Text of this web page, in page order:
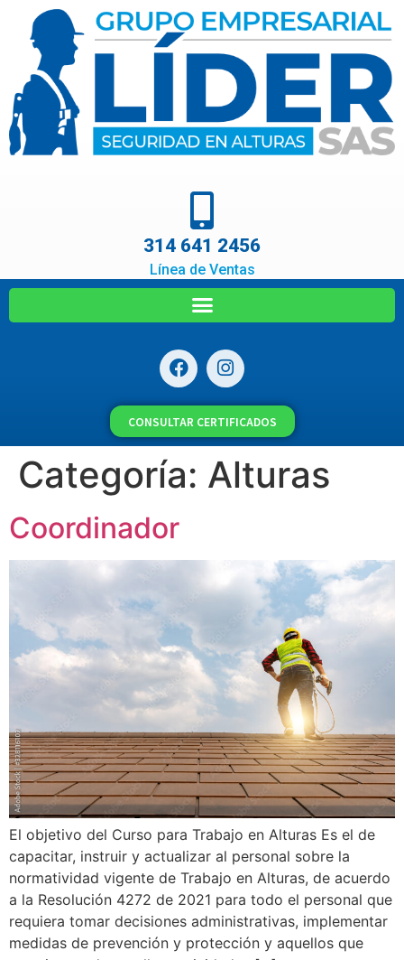
314 641 2456
Línea de Ventas
CONSULTAR CERTIFICADOS
Categoría: Alturas
Coordinador
El objetivo del Curso para Trabajo en Alturas Es el de
capacitar, instruir y actualizar al personal sobre la
normatividad vigente de Trabajo en Alturas, de acuerdo
a la Resolución 4272 de 2021 para todo el personal que
requiera tomar decisiones administrativas, implementar
medidas de prevención y protección y aquellos que